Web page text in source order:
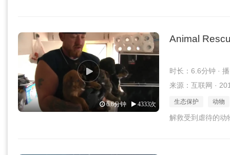
6.6分钟 4333次
Animal
时长：6.6分钟 ·
来源：互联网 ·
生态保护 动物
解救受到虐待的动